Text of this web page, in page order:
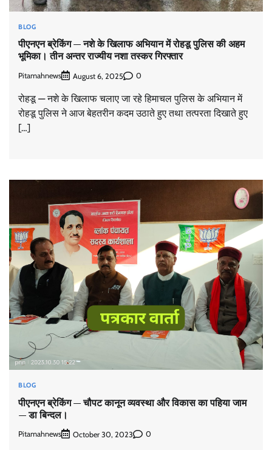
BLOG
पीएनएन ब्रेकिंग — नशे के खिलाफ अभियान में रोहडू पुलिस की अहम
भूमिका। तीन अन्तर राज्यीय नशा तस्कर गिरफ्तार
Pitamahnews August 6, 2025 0
रोहडू — नशे के खिलाफ चलाए जा रहे हिमाचल पुलिस के अभियान में
रोहडू पुलिस ने आज बेहतरीन कदम उठाते हुए तथा तत्परता दिखाते हुए
[…]
BLOG
पीएनएन ब्रेकिंग — चौपट कानून व्यवस्था और विकास का पहिया जाम
— डा बिन्दल।
Pitamahnews October 30, 2023 0